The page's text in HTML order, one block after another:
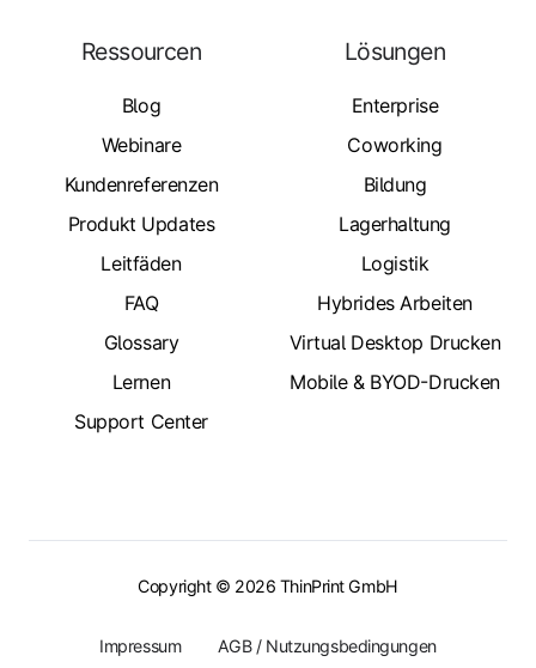
Ressourcen
Blog
Webinare
Kundenreferenzen
Produkt Updates
Leitfäden
FAQ
Glossary
Lernen
Support Center
Lösungen
Enterprise
Coworking
Bildung
Lagerhaltung
Logistik
Hybrides Arbeiten
Virtual Desktop Drucken
Mobile & BYOD-Drucken
Copyright © 2026 ThinPrint GmbH
Impressum AGB / Nutzungsbedingungen